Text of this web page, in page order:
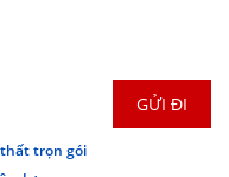
thất trọn gói